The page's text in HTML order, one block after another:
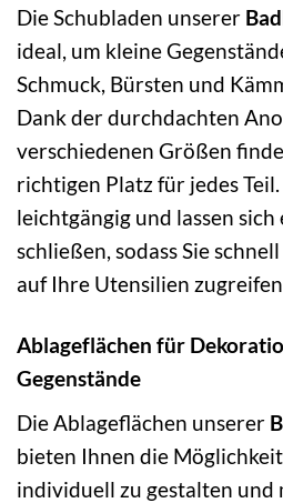
Die Schubladen unserer
ideal, um kleine
Schmuck, Bürsten und
Dank der durchdachten
verschiedenen Größen
richtigen Platz für jedes
leichtgängig und lassen
schließen, sodass Sie
auf Ihre Utensilien
Ablageflächen für
Gegenstände
Die Ablageflächen unserer
bieten Ihnen die
individuell zu gestalten und